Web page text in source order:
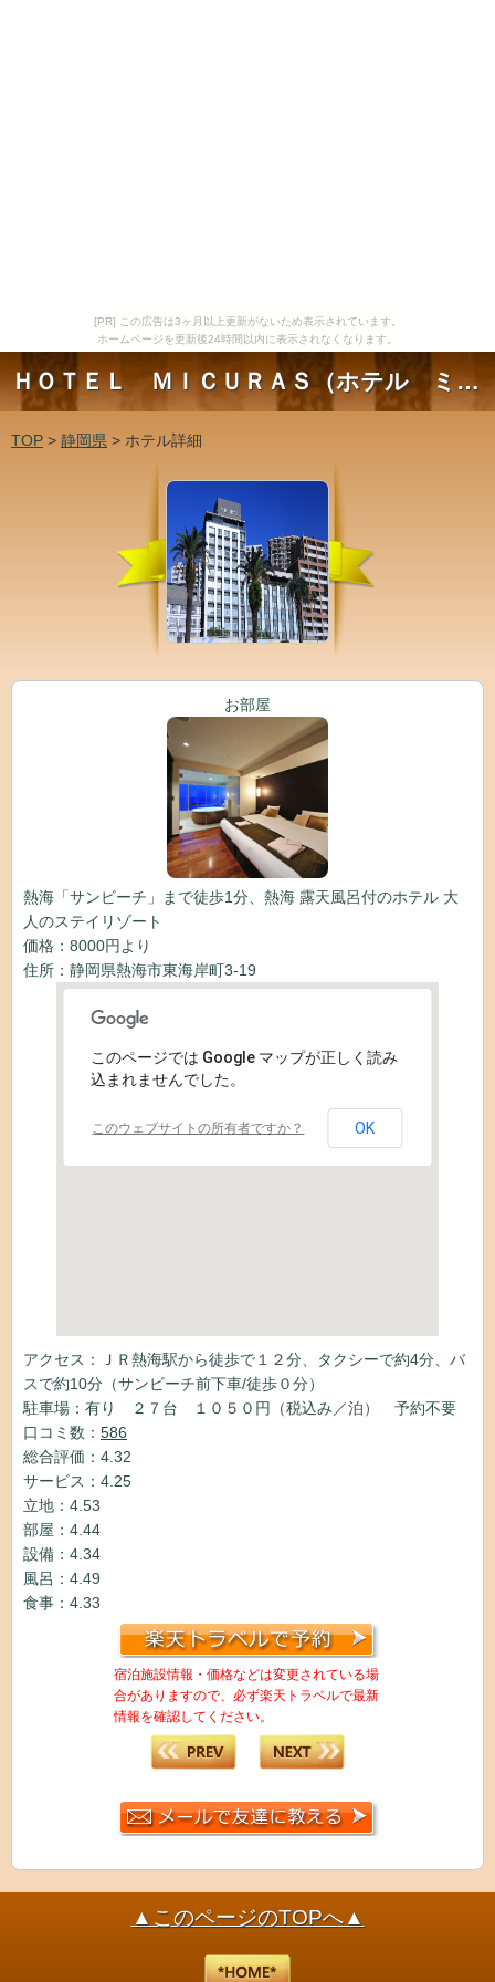
[PR] この広告は3ヶ月以上更新がないため表示されています。
ホームページを更新後24時間以内に表示されなくなります。
ＨＯＴＥＬ ＭＩＣＵＲＡＳ（ホテル ミクラス）
TOP > 静岡県 > ホテル詳細
お部屋
熱海「サンビーチ」まで徒歩1分、熱海 露天風呂付のホテル 大
人のステイリゾート
価格：8000円より
住所：静岡県熱海市東海岸町3-19
このページでは Google マップが正しく読み
込まれませんでした。
このウェブサイトの所有者ですか？ OK
アクセス：ＪＲ熱海駅から徒歩で１２分、タクシーで約4分、バ
スで約10分（サンビーチ前下車/徒歩０分）
駐車場：有り ２７台 １０５０円（税込み／泊） 予約不要
口コミ数： 586
総合評価：4.32
サービス：4.25
立地：4.53
部屋：4.44
設備：4.34
風呂：4.49
食事：4.33
宿泊施設情報・価格などは変更されている場
合がありますので、必ず楽天トラベルで最新
情報を確認してください。
▲このページのTOPへ▲